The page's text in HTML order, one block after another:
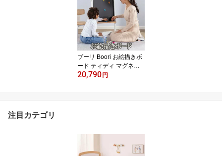
れ ツートンカラー 文房
具 小物入れ 子供部屋 寝
室 プレイルーム 収納ケ
ース 収納ボックス 洋服
収納 BK-TITCv22
ブーリ Boori お絵描きボ
ード ティディ マグネッ
ト ホワイトボード 黒板
20,790 円
注目カテゴリ